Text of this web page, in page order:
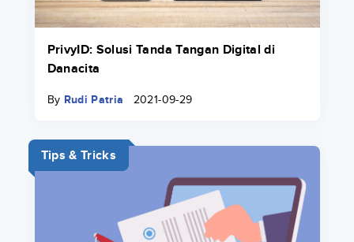
PrivyID: Solusi Tanda Tangan Digital di
Danacita
By Rudi Patria 2021-09-29
Tips & Tricks